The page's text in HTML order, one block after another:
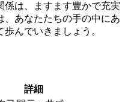
係は、ますます豊かで充実
、あなたたちの手の中にあ
んでいきましょう。
詳細